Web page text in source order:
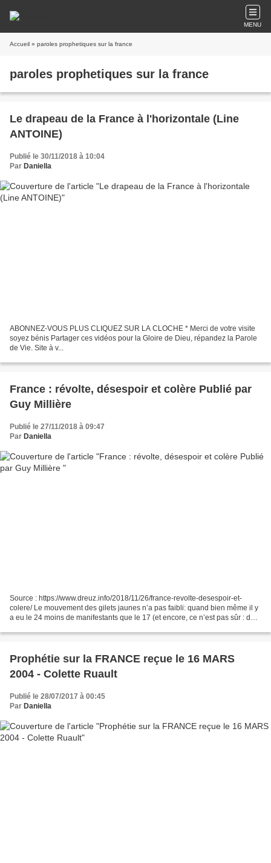
MENU
Accueil » paroles prophetiques sur la france
paroles prophetiques sur la france
Le drapeau de la France à l'horizontale (Line
ANTOINE)
Publié le 30/11/2018 à 10:04
Par Daniella
ABONNEZ-VOUS PLUS CLIQUEZ SUR LA CLOCHE * Merci de votre visite
soyez bénis Partager ces vidéos pour la Gloire de Dieu, répandez la Parole
de Vie. Site à v...
France : révolte, désespoir et colère Publié par
Guy Millière
Publié le 27/11/2018 à 09:47
Par Daniella
Source : https://www.dreuz.info/2018/11/26/france-revolte-desespoir-et-
colere/ Le mouvement des gilets jaunes n’a pas faibli: quand bien même il y
a eu le 24 moins de manifestants que le 17 (et encore, ce n’est pas sûr : des
Prophétie sur la FRANCE reçue le 16 MARS
2004 - Colette Ruault
Publié le 28/07/2017 à 00:45
Par Daniella